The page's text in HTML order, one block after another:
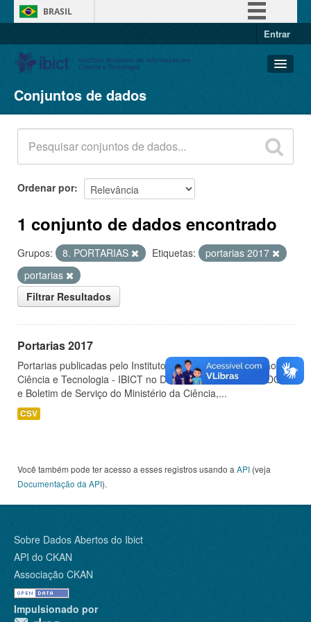
BRASIL
Entrar
Conjuntos de dados
Organizações
Grupos
Sobre
Conjuntos de dados
Ordenar por
1 conjunto de dados encontrado
Grupos: 8. PORTARIAS Etiquetas:
portarias 2017
portarias
Filtrar Resultados
Portarias 2017
Portarias publicadas pelo Instituto Brasileiro de Informação em
Ciência e Tecnologia - IBICT no Diário Oficial da União - DOU
e Boletim de Serviço do Ministério da Ciência,...
CSV
Você também pode ter acesso a esses registros usando a API (veja
Documentação da API).
Sobre Dados Abertos do Ibict
API do CKAN
Associação CKAN
Impulsionado por